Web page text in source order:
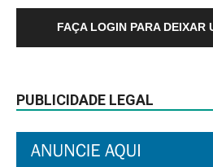
FAÇA LOGIN PARA DEIXAR
PUBLICIDADE LEGAL